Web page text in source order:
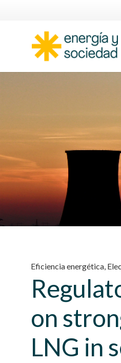
Eficiencia energética,
on
LNG in